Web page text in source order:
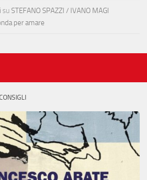
su STEFANO SPAZZI / IVANO MAGI
per amare